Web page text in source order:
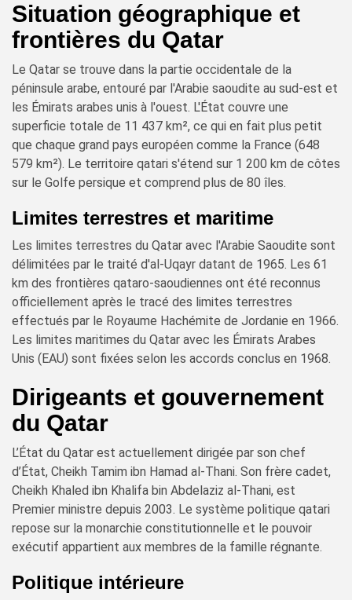
Situation géographique et
frontières du Qatar
Le Qatar se trouve dans la partie occidentale de la
péninsule arabe, entouré par l'Arabie saoudite au sud-est et
les Émirats arabes unis à l'ouest. L'État couvre une
superficie totale de 11 437 km², ce qui en fait plus petit
que chaque grand pays européen comme la France (648
579 km²). Le territoire qatari s'étend sur 1 200 km de côtes
sur le Golfe persique et comprend plus de 80 îles.
Limites terrestres et maritime
Les limites terrestres du Qatar avec l'Arabie Saoudite sont
délimitées par le traité d'al-Uqayr datant de 1965. Les 61
km des frontières qataro-saoudiennes ont été reconnus
officiellement après le tracé des limites terrestres
effectués par le Royaume Hachémite de Jordanie en 1966.
Les limites maritimes du Qatar avec les Émirats Arabes
Unis (EAU) sont fixées selon les accords conclus en 1968.
Dirigeants et gouvernement
du Qatar
L’État du Qatar est actuellement dirigée par son chef
d’État, Cheikh Tamim ibn Hamad al-Thani. Son frère cadet,
Cheikh Khaled ibn Khalifa bin Abdelaziz al-Thani, est
Premier ministre depuis 2003. Le système politique qatari
repose sur la monarchie constitutionnelle et le pouvoir
exécutif appartient aux membres de la famille régnante.
Politique intérieure